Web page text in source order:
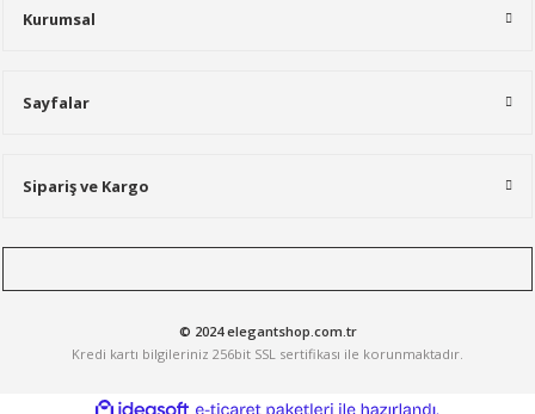
Kurumsal
Sayfalar
Sipariş ve Kargo
© 2024 elegantshop.com.tr
Kredi kartı bilgileriniz 256bit SSL sertifikası ile korunmaktadır.
ideasoft e-